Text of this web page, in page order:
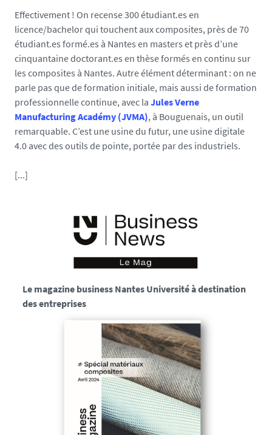
Effectivement ! On recense 300 étudiant.es en
licence/bachelor qui touchent aux composites, près de 70
étudiant.es formé.es à Nantes en masters et près d’une
cinquantaine doctorant.es en thèse formés en continu sur
les composites à Nantes. Autre élément déterminant : on ne
parle pas que de formation initiale, mais aussi de formation
professionnelle continue, avec la Jules Verne
Manufacturing Académy (JVMA), à Bouguenais, un outil
remarquable. C’est une usine du futur, une usine digitale
4.0 avec des outils de pointe, portée par des industriels.
[...]
Le magazine business Nantes Université à destination
des entreprises